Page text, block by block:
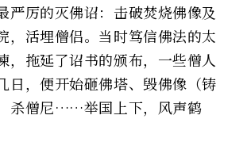
严厉的灭佛诏：击破焚烧佛像及
，活埋僧侣。当时笃信佛法的太
，拖延了诏书的颁布，一些僧人
日，便开始砸佛塔、毁佛像（铸
杀僧尼……举国上下，风声鹤